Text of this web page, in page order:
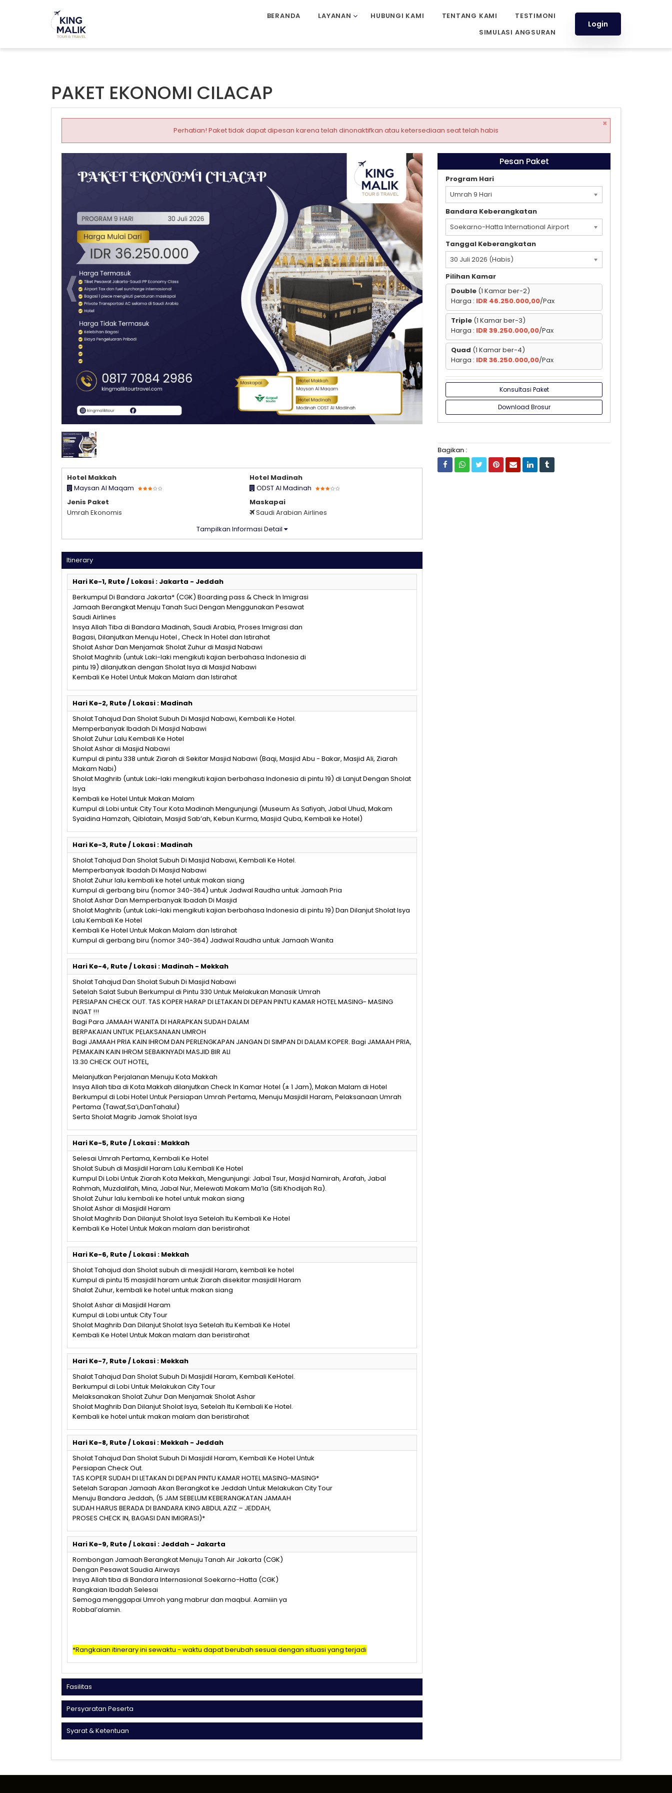
BERANDA LAYANAN HUBUNGI KAMI TENTANG KAMI
TESTIMONI
SIMULASI ANGSURAN
Login
PAKET EKONOMI CILACAP
Perhatian! Paket tidak dapat dipesan karena telah dinonaktifkan atau ketersediaan seat telah habis
×
PAKET EKONOMI CILACAP
Hotel Makkah
Maysan Al Maqam
Hotel Madinah
ODST Al Madinah
Jenis Paket
Umrah Ekonomis
Maskapai
Saudi Arabian Airlines
Tampilkan Informasi Detail
Itinerary
Hari Ke-1, Rute / Lokasi : Jakarta - Jeddah
Berkumpul Di Bandara Jakarta* (CGK) Boarding pass & Check In Imigrasi
Jamaah Berangkat Menuju Tanah Suci Dengan Menggunakan Pesawat
Saudi Airlines
Insya Allah Tiba di Bandara Madinah, Saudi Arabia, Proses Imigrasi dan
Bagasi, Dilanjutkan Menuju Hotel , Check In Hotel dan Istirahat
Sholat Ashar Dan Menjamak Sholat Zuhur di Masjid Nabawi
Sholat Maghrib (untuk Laki-laki mengikuti kajian berbahasa Indonesia di
pintu 19) dilanjutkan dengan Sholat Isya di Masjid Nabawi
Kembali Ke Hotel Untuk Makan Malam dan Istirahat
Hari Ke-2, Rute / Lokasi : Madinah
Sholat Tahajud Dan Sholat Subuh Di Masjid Nabawi, Kembali Ke Hotel.
Memperbanyak Ibadah Di Masjid Nabawi
Sholat Zuhur Lalu Kembali Ke Hotel
Sholat Ashar di Masjid Nabawi
Kumpul di pintu 338 untuk Ziarah di Sekitar Masjid Nabawi (Baqi, Masjid Abu - Bakar, Masjid Ali, Ziarah
Makam Nabi)
Sholat Maghrib (untuk Laki-laki mengikuti kajian berbahasa Indonesia di pintu 19) di Lanjut Dengan Sholat
Isya
Kembali ke Hotel Untuk Makan Malam
Kumpul di Lobi untuk City Tour Kota Madinah Mengunjungi (Museum As Safiyah, Jabal Uhud, Makam
Syaidina Hamzah, Qiblatain, Masjid Sab’ah, Kebun Kurma, Masjid Quba, Kembali ke Hotel)
Hari Ke-3, Rute / Lokasi : Madinah
Sholat Tahajud Dan Sholat Subuh Di Masjid Nabawi, Kembali Ke Hotel.
Memperbanyak Ibadah Di Masjid Nabawi
Sholat Zuhur lalu kembali ke hotel untuk makan siang
Kumpul di gerbang biru (nomor 340-364) untuk Jadwal Raudha untuk Jamaah Pria
Sholat Ashar Dan Memperbanyak Ibadah Di Masjid
Sholat Maghrib (untuk Laki-laki mengikuti kajian berbahasa Indonesia di pintu 19) Dan Dilanjut Sholat Isya
Lalu Kembali Ke Hotel
Kembali Ke Hotel Untuk Makan Malam dan Istirahat
Kumpul di gerbang biru (nomor 340-364) Jadwal Raudha untuk Jamaah Wanita
Hari Ke-4, Rute / Lokasi : Madinah - Mekkah
Sholat Tahajud Dan Sholat Subuh Di Masjid Nabawi
Setelah Salat Subuh Berkumpul di Pintu 330 Untuk Melakukan Manasik Umrah
PERSIAPAN CHECK OUT. TAS KOPER HARAP DI LETAKAN DI DEPAN PINTU KAMAR HOTEL MASING- MASING
INGAT !!!
Bagi Para JAMAAH WANITA DI HARAPKAN SUDAH DALAM
BERPAKAIAN UNTUK PELAKSANAAN UMROH
Bagi JAMAAH PRIA KAIN IHROM DAN PERLENGKAPAN JANGAN DI SIMPAN DI DALAM KOPER. Bagi JAMAAH PRIA,
PEMAKAIN KAIN IHROM SEBAIKNYADI MASJID BIR ALI
13.30 CHECK OUT HOTEL,
Melanjutkan Perjalanan Menuju Kota Makkah
Insya Allah tiba di Kota Makkah dilanjutkan Check In Kamar Hotel (± 1 Jam), Makan Malam di Hotel
Berkumpul di Lobi Hotel Untuk Persiapan Umrah Pertama, Menuju Masjidil Haram, Pelaksanaan Umrah
Pertama (Tawaf,Sa’i,DanTahalul)
Serta Sholat Magrib Jamak Sholat Isya
Hari Ke-5, Rute / Lokasi : Makkah
Selesai Umrah Pertama, Kembali Ke Hotel
Sholat Subuh di Masjidil Haram Lalu Kembali Ke Hotel
Kumpul Di Lobi Untuk Ziarah Kota Mekkah, Mengunjungi: Jabal Tsur, Masjid Namirah, Arafah, Jabal
Rahmah, Muzdalifah, Mina, Jabal Nur, Melewati Makam Ma’la (Siti Khodijah Ra).
Sholat Zuhur lalu kembali ke hotel untuk makan siang
Sholat Ashar di Masjidil Haram
Sholat Maghrib Dan Dilanjut Sholat Isya Setelah Itu Kembali Ke Hotel
Kembali Ke Hotel Untuk Makan malam dan beristirahat
Hari Ke-6, Rute / Lokasi : Mekkah
Sholat Tahajud dan Sholat subuh di mesjidil Haram, kembali ke hotel
Kumpul di pintu 15 masjidil haram untuk Ziarah disekitar masjidil Haram
Shalat Zuhur, kembali ke hotel untuk makan siang
Sholat Ashar di Masjidil Haram
Kumpul di Lobi untuk City Tour
Sholat Maghrib Dan Dilanjut Sholat Isya Setelah Itu Kembali Ke Hotel
Kembali Ke Hotel Untuk Makan malam dan beristirahat
Hari Ke-7, Rute / Lokasi : Mekkah
Shalat Tahajud Dan Sholat Subuh Di Masjidil Haram, Kembali KeHotel.
Berkumpul di Lobi Untuk Melakukan City Tour
Melaksanakan Sholat Zuhur Dan Menjamak Sholat Ashar
Sholat Maghrib Dan Dilanjut Sholat Isya, Setelah Itu Kembali Ke Hotel.
Kembali ke hotel untuk makan malam dan beristirahat
Hari Ke-8, Rute / Lokasi : Mekkah - Jeddah
Sholat Tahajud Dan Sholat Subuh Di Masjidil Haram, Kembali Ke Hotel Untuk
Persiapan Check Out.
TAS KOPER SUDAH DI LETAKAN DI DEPAN PINTU KAMAR HOTEL MASING-MASING*
Setelah Sarapan Jamaah Akan Berangkat ke Jeddah Untuk Melakukan City Tour
Menuju Bandara Jeddah, (5 JAM SEBELUM KEBERANGKATAN JAMAAH
SUDAH HARUS BERADA DI BANDARA KING ABDUL AZIZ – JEDDAH,
PROSES CHECK IN, BAGASI DAN IMIGRASI)*
Hari Ke-9, Rute / Lokasi : Jeddah - Jakarta
Rombongan Jamaah Berangkat Menuju Tanah Air Jakarta (CGK)
Dengan Pesawat Saudia Airways
Insya Allah tiba di Bandara Internasional Soekarno-Hatta (CGK)
Rangkaian Ibadah Selesai
Semoga menggapai Umroh yang mabrur dan maqbul. Aamiiin ya
Robbal’alamin.
*Rangkaian itinerary ini sewaktu - waktu dapat berubah sesuai dengan situasi yang terjadi
Fasilitas
Persyaratan Peserta
Syarat & Ketentuan
Pesan Paket
Program Hari
Umrah 9 Hari
Bandara Keberangkatan
Soekarno-Hatta International Airport
(CGK)
Tanggal Keberangkatan
30 Juli 2026 (Habis)
Pilihan Kamar
Double (1 Kamar ber-2)
Harga : IDR 46.250.000,00/Pax
Triple (1 Kamar ber-3)
Harga : IDR 39.250.000,00/Pax
Quad (1 Kamar ber-4)
Harga : IDR 36.250.000,00/Pax
Konsultasi Paket
Download Brosur
Bagikan :